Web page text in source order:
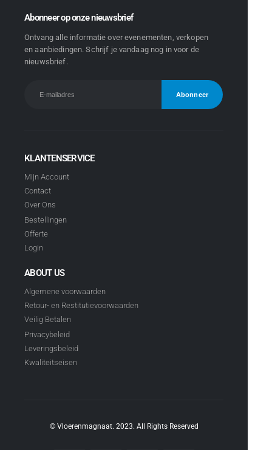
Abonneer op onze nieuwsbrief
Ontvang alle informatie over evenementen, verkopen
en aanbiedingen. Schrijf je vandaag nog in voor de
nieuwsbrief.
KLANTENSERVICE
Mijn Account
Contact
Over Ons
Bestellingen
Offerte
Login
ABOUT US
Algemene voorwaarden
Retour- en Restitutievoorwaarden
Veilig Betalen
Privacybeleid
Leveringsbeleid
Kwaliteitseisen
© Vloerenmagnaat. 2023. All Rights Reserved